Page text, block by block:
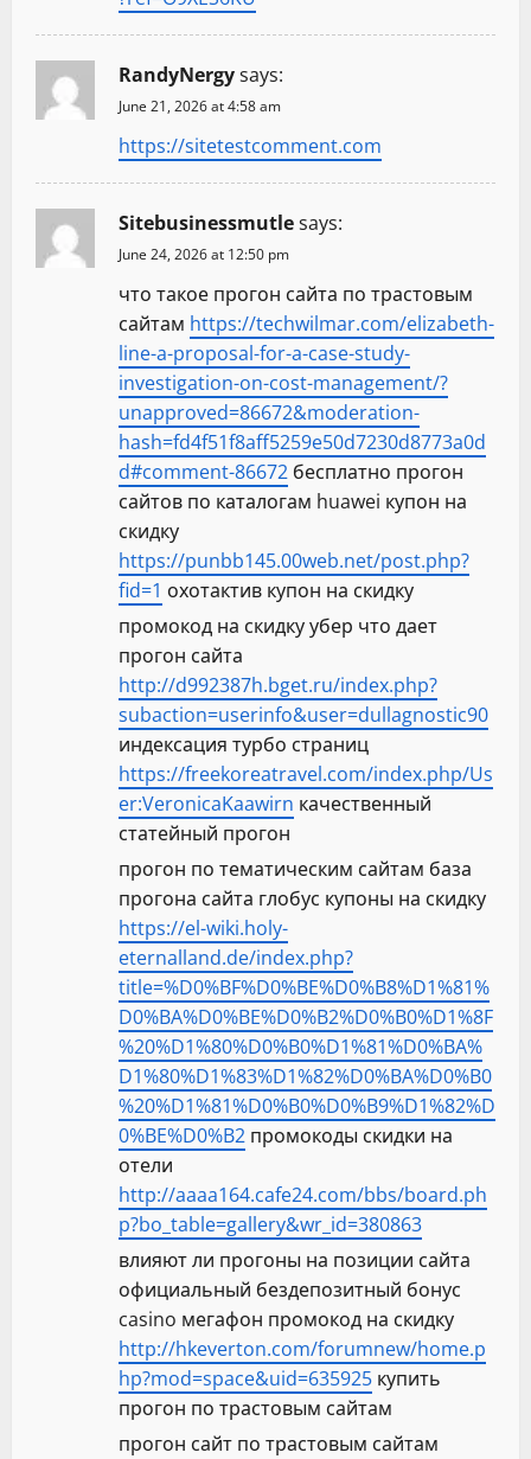
o
n
RandyNergysays:
June 21, 2026 at 4:58 am
https://sitetestcomment.com
Sitebusinessmutlesays:
June 24, 2026 at 12:50 pm
что такое прогон сайта по трастовым
сайтам https://techwilmar.com/elizabeth-
line-a-proposal-for-a-case-study-
investigation-on-cost-management/?
unapproved=86672&moderation-
hash=fd4f51f8aff5259e50d7230d8773a0d
d#comment-86672 бесплатно прогон
сайтов по каталогам huawei купон на
скидку
https://punbb145.00web.net/post.php?
fid=1 охотактив купон на скидку
промокод на скидку убер что дает
прогон сайта
http://d992387h.bget.ru/index.php?
subaction=userinfo&user=dullagnostic90
индексация турбо страниц
https://freekoreatravel.com/index.php/Us
er:VeronicaKaawirn качественный
статейный прогон
прогон по тематическим сайтам база
прогона сайта глобус купоны на скидку
https://el-wiki.holy-
eternalland.de/index.php?
title=%D0%BF%D0%BE%D0%B8%D1%81%
D0%BA%D0%BE%D0%B2%D0%B0%D1%8F
%20%D1%80%D0%B0%D1%81%D0%BA%
D1%80%D1%83%D1%82%D0%BA%D0%B0
%20%D1%81%D0%B0%D0%B9%D1%82%D
0%BE%D0%B2 промокоды скидки на
отели
http://aaaa164.cafe24.com/bbs/board.ph
p?bo_table=gallery&wr_id=380863
влияют ли прогоны на позиции сайта
официальный бездепозитный бонус
casino мегафон промокод на скидку
http://hkeverton.com/forumnew/home.p
hp?mod=space&uid=635925 купить
прогон по трастовым сайтам
прогон сайт по трастовым сайтам